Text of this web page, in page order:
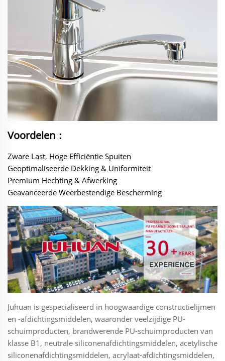
Voordelen：
Zware Last, Hoge Efficiëntie Spuiten
Geoptimaliseerde Dekking & Uniformiteit
Premium Hechting & Afwerking
Geavanceerde Weerbestendige Bescherming
Juhuan is gespecialiseerd in hoogwaardige constructielijmen
en -afdichtingsmiddelen, waaronder veelzijdige PU-
schuimproducten, brandwerende PU-schuimproducten van
klasse B1, neutrale siliconenafdichtingsmiddelen, acetylische
siliconenafdichtingsmiddelen, acrylaat-afdichtingsmiddelen,